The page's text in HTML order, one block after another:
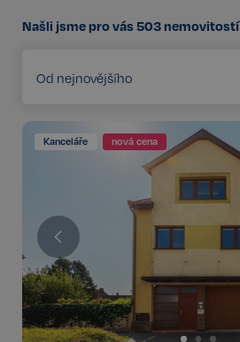
Našli jsme pro vás 503nemovitostí
Od nejnovějšího
Kanceláře nová cena